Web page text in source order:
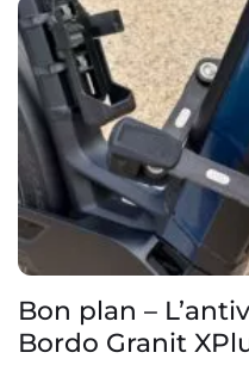
Bon plan –
Bordo Granit